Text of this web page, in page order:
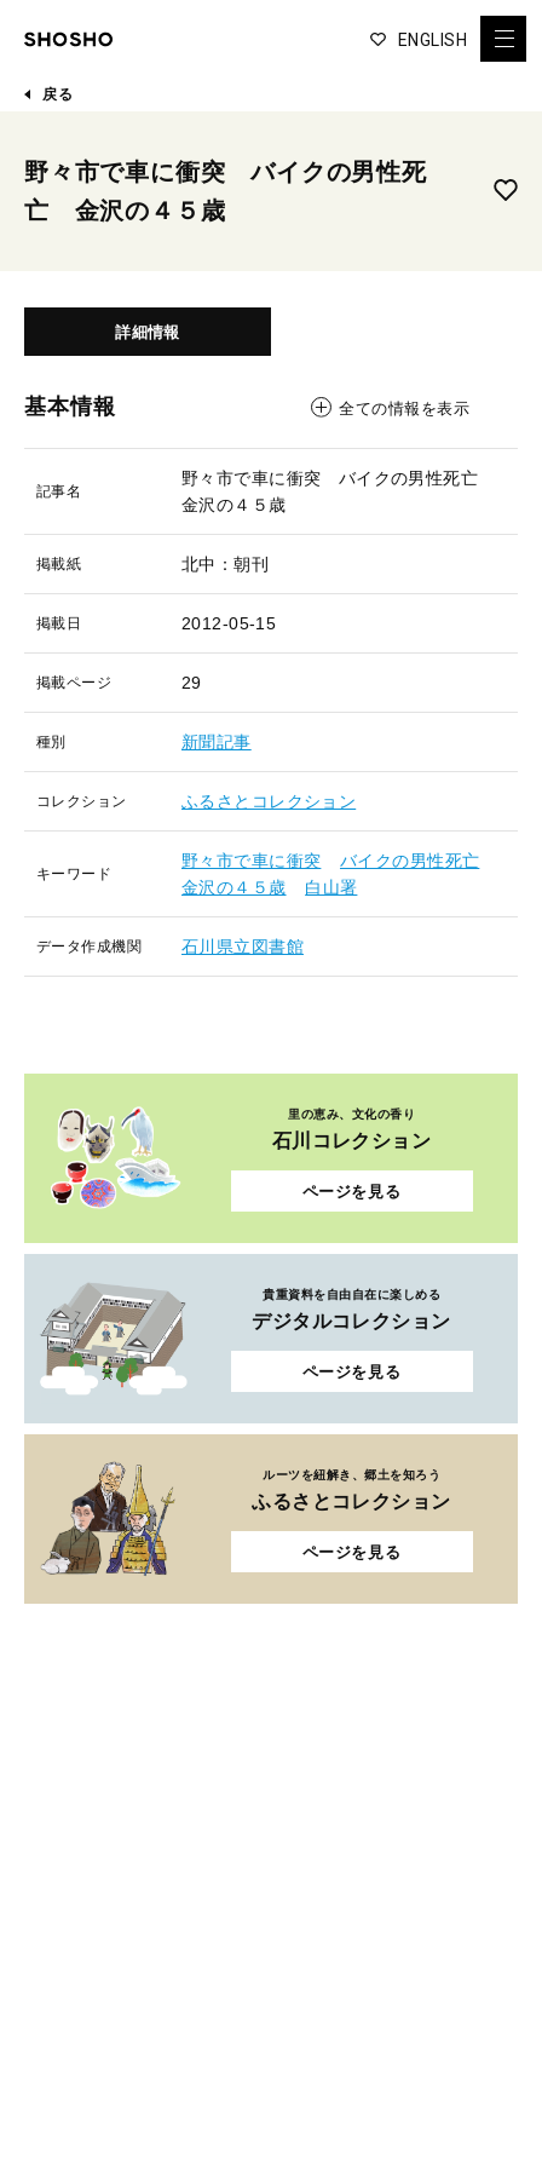
ENGLISH
戻る
野々市で車に衝突 バイクの男性死
亡 金沢の４５歳
詳細情報
基本情報 全ての情報を表示
記事名
野々市で車に衝突 バイクの男性死亡
金沢の４５歳
掲載紙 北中：朝刊
掲載日 2012-05-15
掲載ページ 29
種別 新聞記事
コレクション ふるさとコレクション
キーワード
野々市で車に衝突
バイクの男性死亡
金沢の４５歳
白山署
データ作成機関 石川県立図書館
里の恵み、文化の香り
石川コレクション
ページを見る
貴重資料を自由自在に楽しめる
デジタルコレクション
ページを見る
ルーツを紐解き、郷土を知ろう
ふるさとコレクション
ページを見る